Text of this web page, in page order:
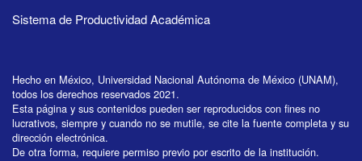
Sistema de Productividad Académica
Hecho en México, Universidad Nacional Autónoma de México (UNAM),
todos los derechos reservados 2021.
Esta página y sus contenidos pueden ser reproducidos con fines no
lucrativos, siempre y cuando no se mutile, se cite la fuente completa y su
dirección electrónica.
De otra forma, requiere permiso previo por escrito de la institución.